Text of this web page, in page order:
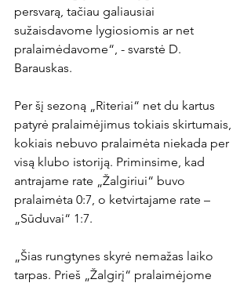
persvarą, tačiau galiausiai
sužaisdavome lygiosiomis ar net
pralaimėdavome“, - svarstė D.
Barauskas.
Per šį sezoną „Riteriai“ net du kartus
patyrė pralaimėjimus tokiais skirtumais,
kokiais nebuvo pralaimėta niekada per
visą klubo istoriją. Priminsime, kad
antrajame rate „Žalgiriui“ buvo
pralaimėta 0:7, o ketvirtajame rate –
„Sūduvai“ 1:7.
„Šias rungtynes skyrė nemažas laiko
tarpas. Prieš „Žalgirį“ pralaimėjome